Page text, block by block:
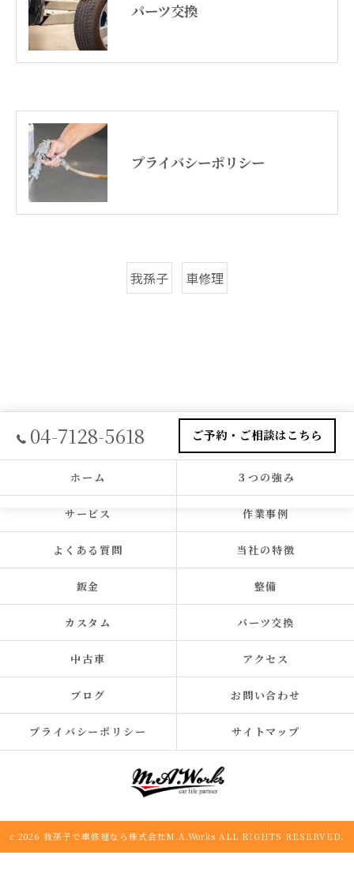
パーツ交換
プライバシーポリシー
我孫子 車修理
04-7128-5618 ご予約・ご相談はこちら
ホーム ３つの強み
サービス 作業事例
よくある質問 当社の特徴
鈑金 整備
カスタム パーツ交換
中古車 アクセス
ブログ お問い合わせ
プライバシーポリシー サイトマップ
c 2026 我孫子で車修理なら株式会社M.A.Works ALL RIGHTS RESERVED.